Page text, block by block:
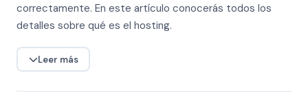
correctamente. En este artículo conocerás todos los
detalles sobre qué es el hosting.
Leer más